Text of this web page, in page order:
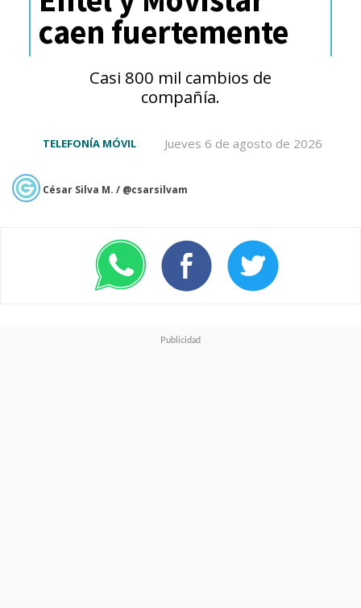
el campo de texto.
caen fuertemente
Casi 800 mil cambios de
compañía.
Jueves 6 de agosto de 2026
TELEFONÍA MÓVIL
César Silva M. / @csarsilvam